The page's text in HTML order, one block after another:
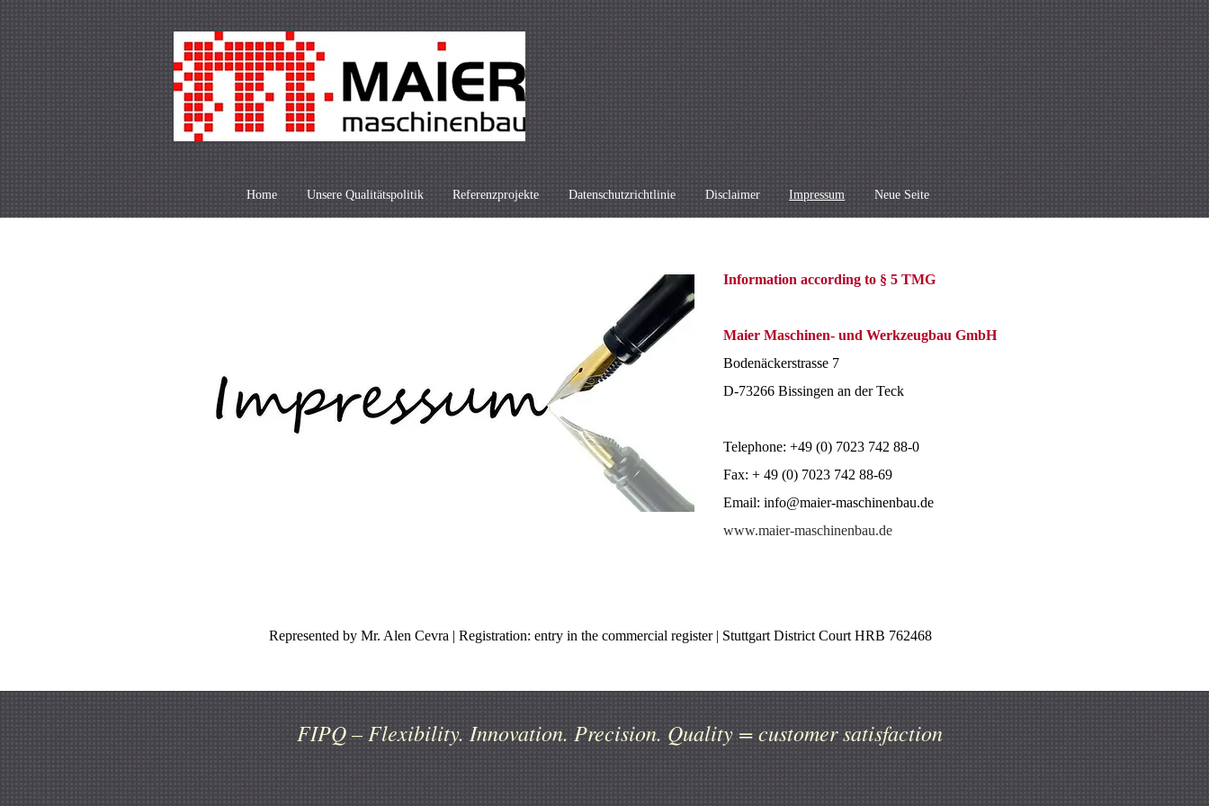
Home Unsere Qualitätspolitik Referenzprojekte Datenschutzrichtlinie Disclaimer Impressum Neue Seite
Information according to § 5 TMG
Maier Maschinen- und Werkzeugbau GmbH
Bodenäckerstrasse 7
D-73266 Bissingen an der Teck
Telephone: +49 (0) 7023 742 88-0
Fax: + 49 (0) 7023 742 88-69
Email: info@maier-maschinenbau.de
www.maier-maschinenbau.de
Represented by Mr. Alen Cevra | Registration: entry in the commercial register | Stuttgart District Court HRB 762468
FIPQ – Flexibility. Innovation. Precision. Quality = customer satisfaction